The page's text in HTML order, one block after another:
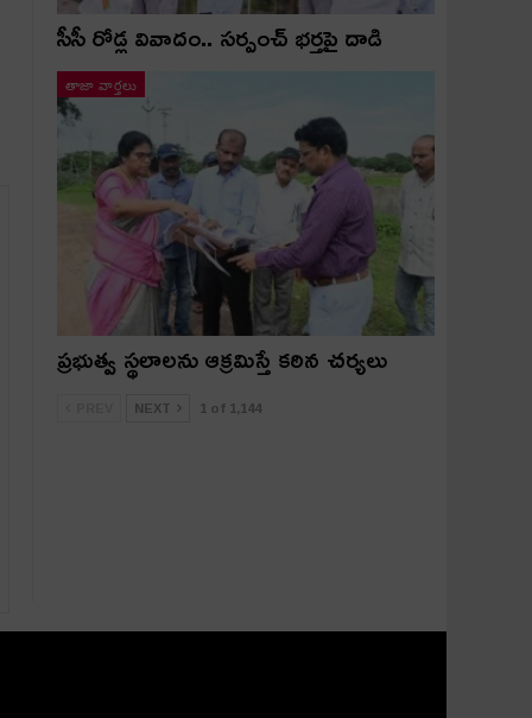
సీసీ రోడ్ల వివాదం.. స‌ర్పంచ్ భ‌ర్త‌పై దాడి
తాజా వార్తలు
ప్రభుత్వ స్థలాలను ఆక్రమిస్తే కఠిన చర్యలు
NEXT 1 of 1,144